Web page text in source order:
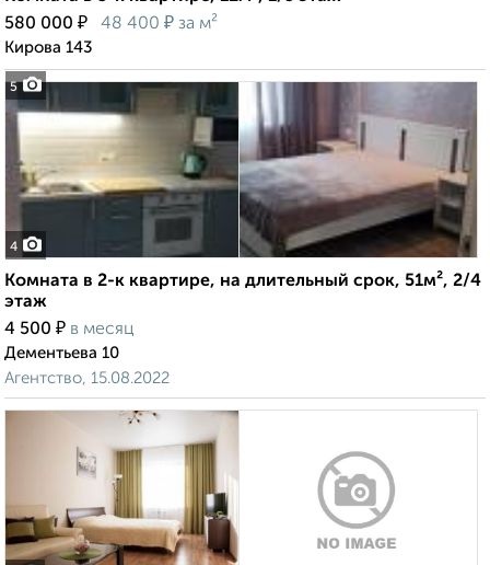
5
580 000 ₽ 48 400 ₽ за м²
Кирова 143
4
Комната в 2-к квартире, на длительный срок, 51м², 2/4
этаж
4 500 ₽ в месяц
Дементьева 10
Агентство, 15.08.2022